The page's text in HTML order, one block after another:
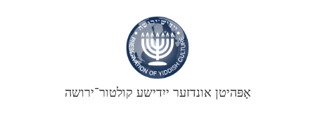
אָפּהיטן אונדזער ייִדישע קולטור־ירושה